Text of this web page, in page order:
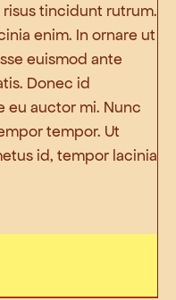
tincidunt rutrum.
enim. In ornare ut
euismod ante
Donec id
eu auctor mi. Nunc
tempor. Ut
id, tempor lacinia